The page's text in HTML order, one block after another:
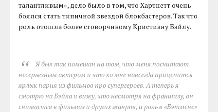
талантливым», дело было в том, что Хартнетт очень
боялся стать типичной звездой блокбастеров. Так что
роль отошла более сговорчивому Кристиану Бэйлу.
Я был так помешан на том, что меня посчитают
несерьезным актером и что ко мне навсегда прицепится
ярлык парня из фильмов про супергероев. А теперь я
смотрю на Бэйла и вижу, что несмотря на франшизу, он
снимается в фильмах и других жанров, и роль в «Бэтмене»